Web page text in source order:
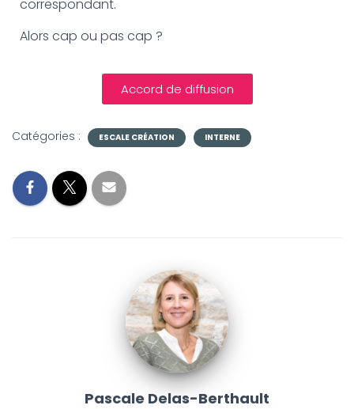
correspondant.​
Alors cap ou pas cap ?
Accord de diffusion
Catégories : ESCALE CRÉATION INTERNE
Pascale Delas-Berthault